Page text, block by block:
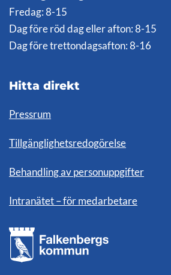
Fredag: 8-15
Dag före röd dag eller afton: 8-15
Dag före trettondagsafton: 8-16
Hitta direkt
Pressrum
Tillgänglighetsredogörelse
Behandling av personuppgifter
Intranätet – för medarbetare